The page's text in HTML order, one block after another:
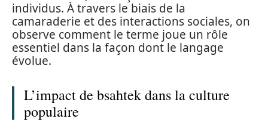
individus. À travers le biais de la
camaraderie et des interactions sociales, on
observe comment le terme joue un rôle
essentiel dans la façon dont le langage
évolue.
L’impact de bsahtek dans la culture
populaire